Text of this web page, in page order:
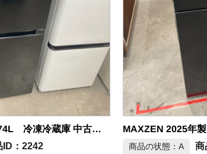
comfee’ 2026年製 174L 冷凍冷蔵庫 中古品販売
2242 商品の状態：A